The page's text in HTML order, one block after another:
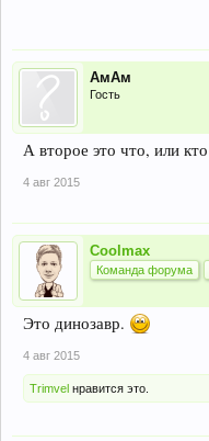
АмАм
Гость
А второе это что, или кто
4 авг 2015
Coolmax
Команда форума
Это динозавр.
4 авг 2015
Trimvel нравится это.